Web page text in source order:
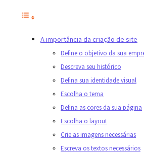
A importância da criação de site
Define o objetivo da sua
Descreva seu histórico
Defina sua identidade visual
Escolha o tema
Defina as cores da sua página
Escolha o layout
Crie as imagens necessárias
Escreva os textos necessários